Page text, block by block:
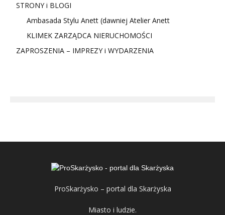
STRONY i BLOGI
Ambasada Stylu Anett (dawniej Atelier Anett
KLIMEK ZARZĄDCA NIERUCHOMOŚCI
ZAPROSZENIA – IMPREZY i WYDARZENIA
ProSkarżysko – portal dla Skarżyska
Miasto i ludzie.